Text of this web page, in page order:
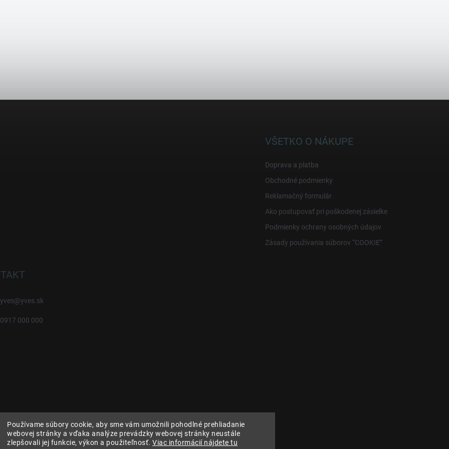
Používame súbory cookie, aby sme vám umožnili pohodlné prehliadanie
webovej stránky a vďaka analýze prevádzky webovej stránky neustále
zlepšovali jej funkcie, výkon a použiteľnosť. Viac informácií nájdete tu
VŠETKO O NÁKUPE
Doprava a platba
Obchodné podmienky
Reklamačný formulár
Ako postupovať pri poškodenej zásielke
Podmienky ochrany osobných údajov
Zásady používania súborov “COOKIE”
yves@yves.sk
0917 000 000